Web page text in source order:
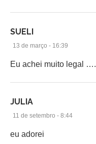
SUELI
13 de março - 16:39
Eu achei muito legal ….
JULIA
11 de setembro - 8:44
eu adorei